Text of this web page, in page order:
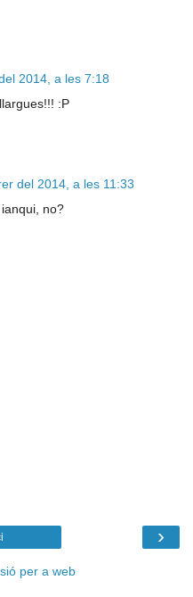
2014, a les 7:18
:P
del 2014, a les 11:33
no?
›
per a web